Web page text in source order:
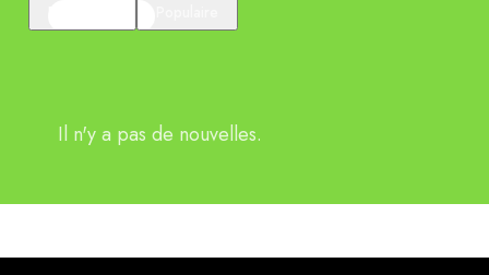
Il n'y a pas de nouvelles.